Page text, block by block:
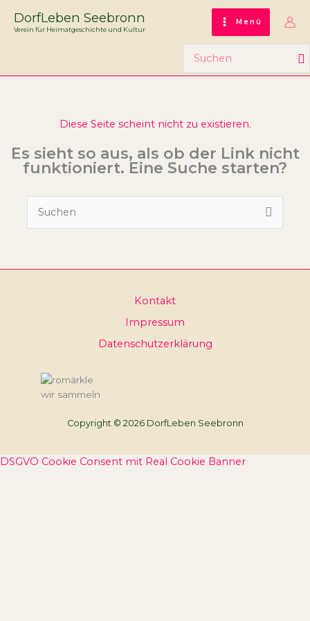
Inhalt
springen
DorfLeben Seebronn
Verein für Heimatgeschichte und Kultur
Menü
for:
Diese Seite scheint nicht zu existieren.
Es sieht so aus, als ob der Link nicht
funktioniert. Eine Suche starten?
Suchen
nach:
Kontakt
Impressum
Datenschutzerklärung
wir sammeln
Copyright © 2026 DorfLeben Seebronn
DSGVO Cookie Consent mit Real Cookie Banner